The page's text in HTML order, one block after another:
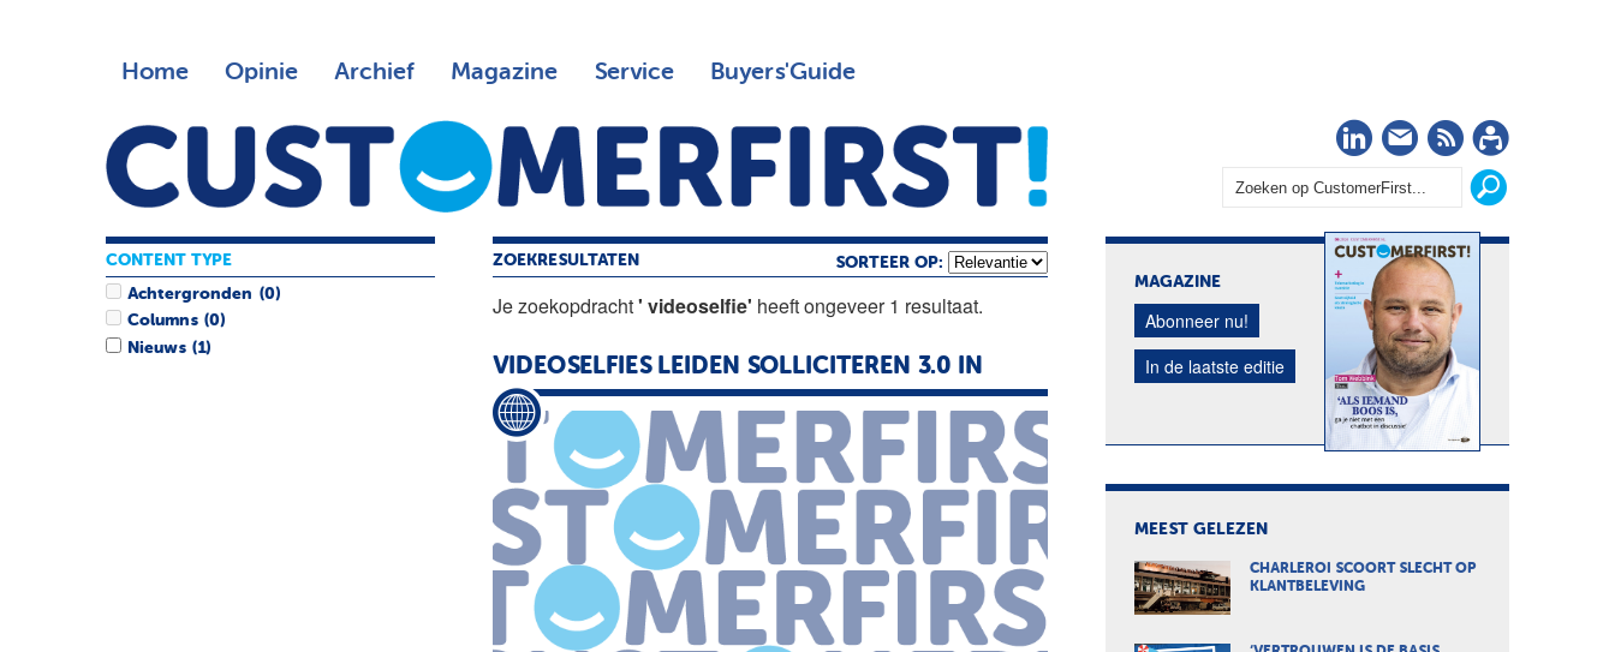
Home Opinie Archief Magazine Service Buyers'Guide
LinkedIn
Nieuwsbrief
RSS
ZOEKRESULTATEN SORTEER OP:
Je zoekopdracht' videoselfie' heeft ongeveer 1 resultaat.
VIDEOSELFIES LEIDEN SOLLICITEREN 3.0 IN
CONTENT TYPE
Achtergronden (0)
Columns (0)
Nieuws (1)
MAGAZINE
Abonneer nu!
In de laatste editie
MEEST GELEZEN
CHARLEROI SCOORT SLECHT OP
KLANTBELEVING